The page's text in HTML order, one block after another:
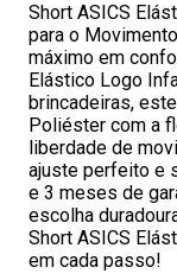
Short ASICS
para o
máximo em
Elástico Logo
brincadeiras,
Poliéster com a
liberdade de
ajuste perfeito e
e 3 meses de
escolha
Short ASICS
em cada passo!